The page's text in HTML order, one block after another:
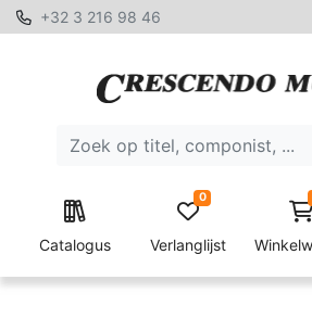
+32 3 216 98 46
Catalogus Verlanglijst
0